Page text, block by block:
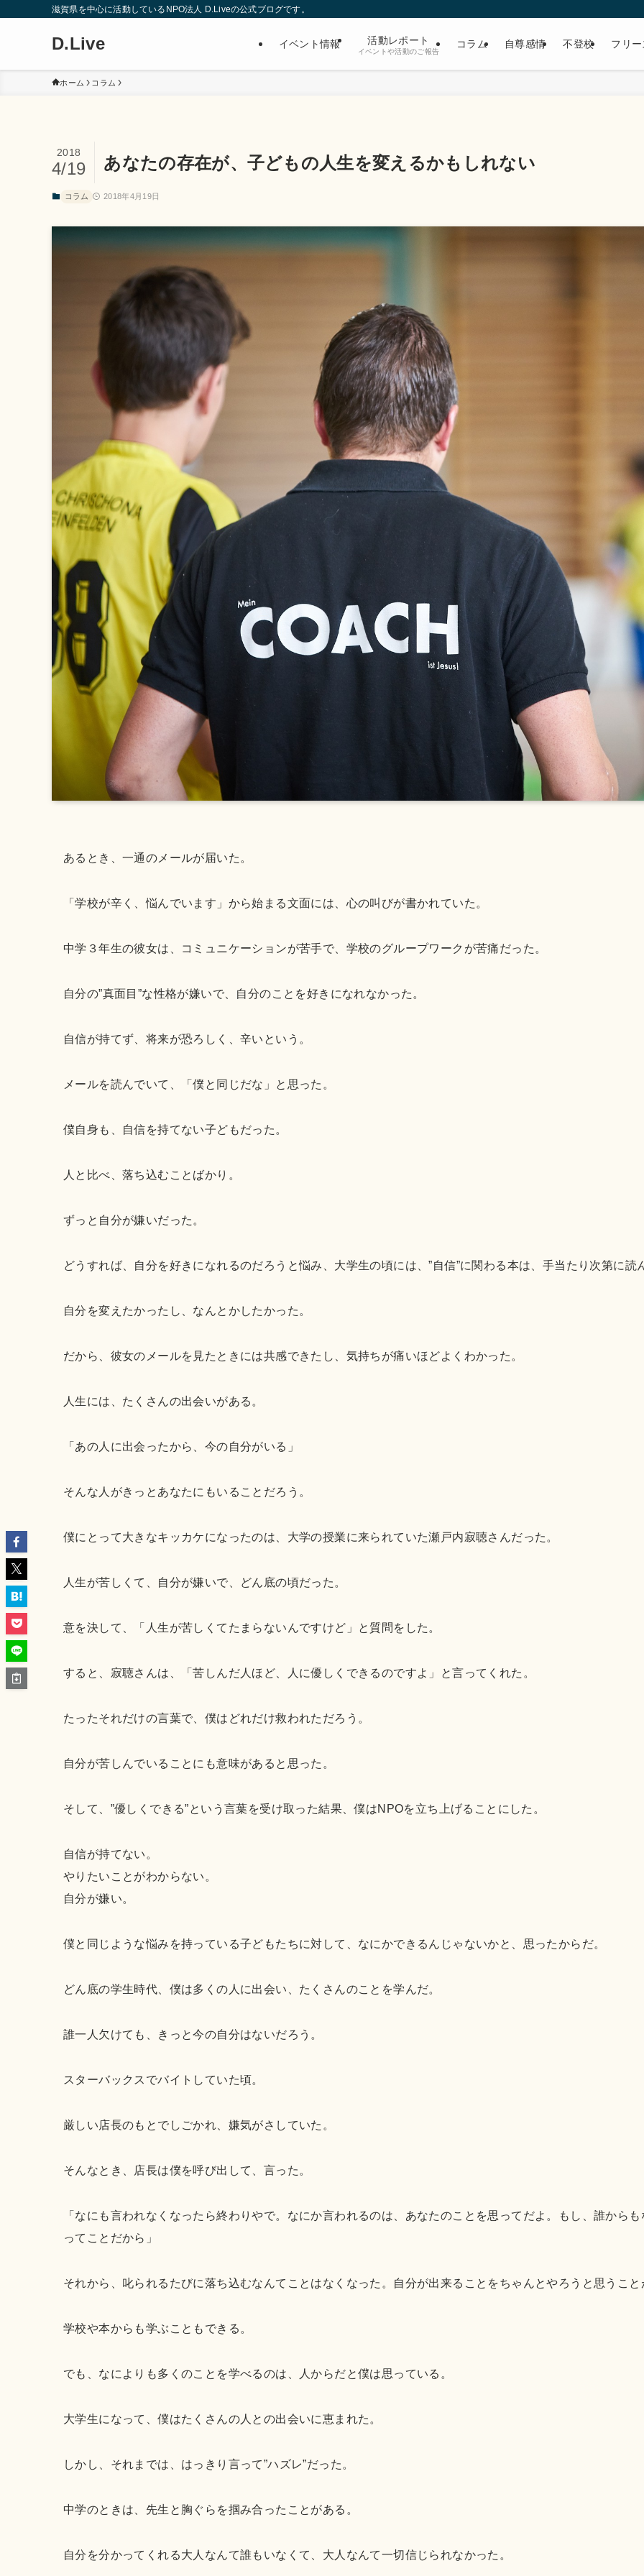
滋賀県を中心に活動しているNPO法人 D.Liveの公式ブログです。
D.Live イベント情報 活動レポート
イベントや活動のご報告
コラム 自尊感情 不登校 フリ
ホーム コラム
あなたの存在が、子どもの人生を変えるかもしれない
2018
4/19
コラム 2018年4月19日
あるとき、一通のメールが届いた。
「学校が辛く、悩んでいます」から始まる文面には、心の叫びが書かれていた。
中学３年生の彼女は、コミュニケーションが苦手で、学校のグループワークが苦痛だった。
自分の”真面目”な性格が嫌いで、自分のことを好きになれなかった。
自信が持てず、将来が恐ろしく、辛いという。
メールを読んでいて、「僕と同じだな」と思った。
僕自身も、自信を持てない子どもだった。
人と比べ、落ち込むことばかり。
ずっと自分が嫌いだった。
どうすれば、自分を好きになれるのだろうと悩み、大学生の頃には、”自信”に関わる本は、手当たり次第に読
自分を変えたかったし、なんとかしたかった。
だから、彼女のメールを見たときには共感できたし、気持ちが痛いほどよくわかった。
人生には、たくさんの出会いがある。
「あの人に出会ったから、今の自分がいる」
そんな人がきっとあなたにもいることだろう。
僕にとって大きなキッカケになったのは、大学の授業に来られていた瀬戸内寂聴さんだった。
人生が苦しくて、自分が嫌いで、どん底の頃だった。
意を決して、「人生が苦しくてたまらないんですけど」と質問をした。
すると、寂聴さんは、「苦しんだ人ほど、人に優しくできるのですよ」と言ってくれた。
たったそれだけの言葉で、僕はどれだけ救われただろう。
自分が苦しんでいることにも意味があると思った。
そして、”優しくできる”という言葉を受け取った結果、僕はNPOを立ち上げることにした。
自信が持てない。
やりたいことがわからない。
自分が嫌い。
僕と同じような悩みを持っている子どもたちに対して、なにかできるんじゃないかと、思ったからだ。
どん底の学生時代、僕は多くの人に出会い、たくさんのことを学んだ。
誰一人欠けても、きっと今の自分はないだろう。
スターバックスでバイトしていた頃。
厳しい店長のもとでしごかれ、嫌気がさしていた。
そんなとき、店長は僕を呼び出して、言った。
「なにも言われなくなったら終わりやで。なにか言われるのは、あなたのことを思ってだよ。もし、誰から
ってことだから」
それから、叱られるたびに落ち込むなんてことはなくなった。自分が出来ることをちゃんとやろうと思うこ
学校や本からも学ぶこともできる。
でも、なによりも多くのことを学べるのは、人からだと僕は思っている。
大学生になって、僕はたくさんの人との出会いに恵まれた。
しかし、それまでは、はっきり言って”ハズレ”だった。
中学のときは、先生と胸ぐらを掴み合ったことがある。
自分を分かってくれる大人なんて誰もいなくて、大人なんて一切信じられなかった。